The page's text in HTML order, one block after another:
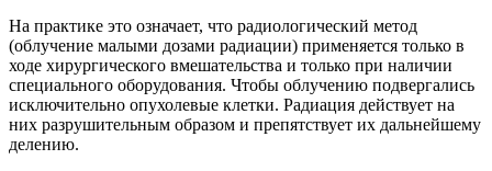
На практике это означает, что радиологический метод
(облучение малыми дозами радиации) применяется только в
ходе хирургического вмешательства и только при наличии
специального оборудования. Чтобы облучению подвергались
исключительно опухолевые клетки. Радиация действует на
них разрушительным образом и препятствует их дальнейшему
делению.